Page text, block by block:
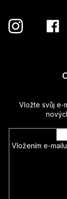
Vložte svůj e-
Vložením e-